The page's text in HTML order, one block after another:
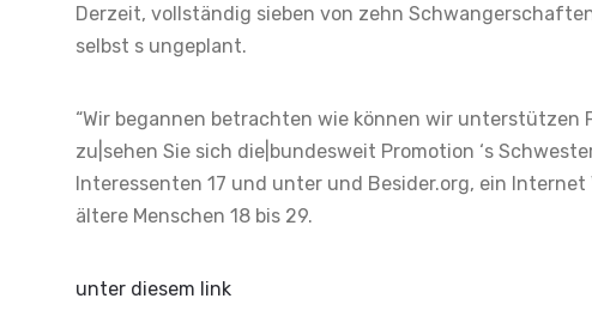
Derzeit, vollständig sieben von zehn
selbst s ungeplant.
“Wir begannen betrachten wie können wir unterstützen
zu|sehen Sie sich die|bundesweit Promotion ‘s
Interessenten 17 und unter und Besider.org, ein
ältere Menschen 18 bis 29.
unter diesem link